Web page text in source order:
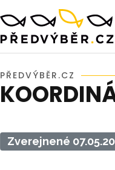
PŘEDVÝBĚR.CZ
Zverejnené